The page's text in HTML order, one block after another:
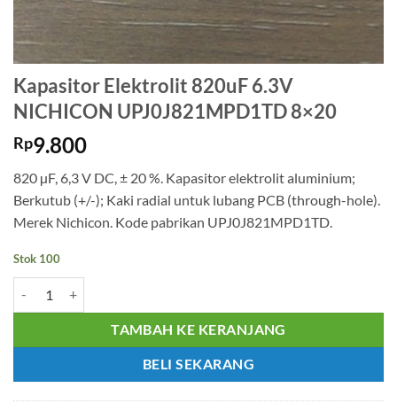
Kapasitor Elektrolit 820uF 6.3V
NICHICON UPJ0J821MPD1TD 8×20
Rp9.800
820 µF, 6,3 V DC, ± 20 %. Kapasitor elektrolit aluminium;
Berkutub (+/-); Kaki radial untuk lubang PCB (through-hole).
Merek Nichicon. Kode pabrikan UPJ0J821MPD1TD.
Stok 100
TAMBAH KE KERANJANG
BELI SEKARANG